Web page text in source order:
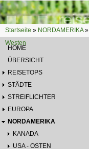
Direkt zum Inhalt
Sie sind hier
Startseite » NORDAMERIKA»
Westen
HOME
ÜBERSICHT
REISETOPS
STÄDTE
STREIFLICHTER
EUROPA
NORDAMERIKA
KANADA
USA - OSTEN